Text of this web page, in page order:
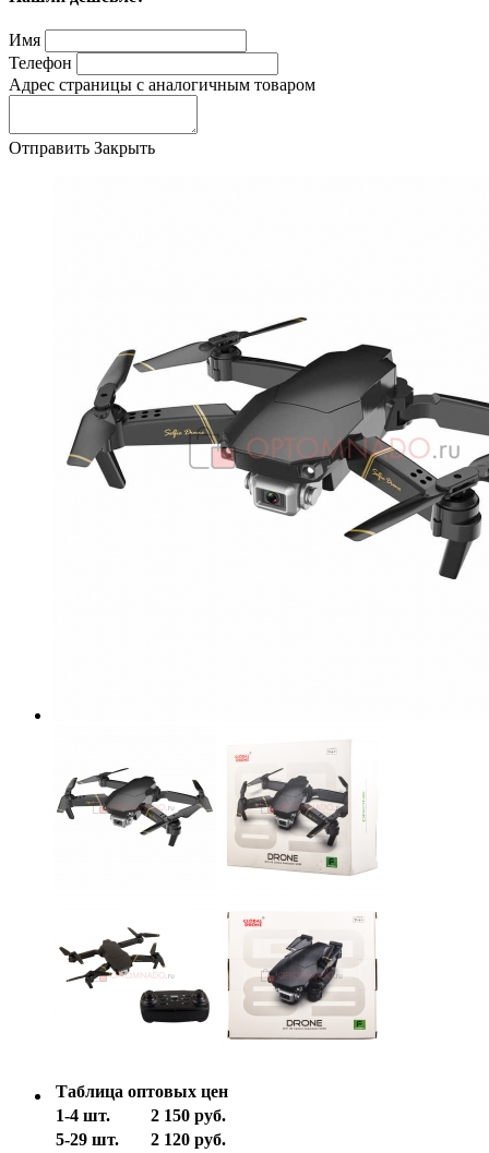
Имя
Телефон
Адрес страницы с аналогичным товаром
Отправить Закрыть
Таблица оптовых цен
1-4 шт.
2 150 руб.
5-29 шт.
2 120 руб.